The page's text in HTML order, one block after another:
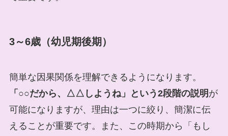
3～6歳（幼児期後期）
簡単な因果関係を理解できるようになります。
「○○だから、△△しようね」という2段階の説明 が
可能になりますが、理由は一つに絞り、簡潔に伝
えることが重要です。また、この時期から「もし